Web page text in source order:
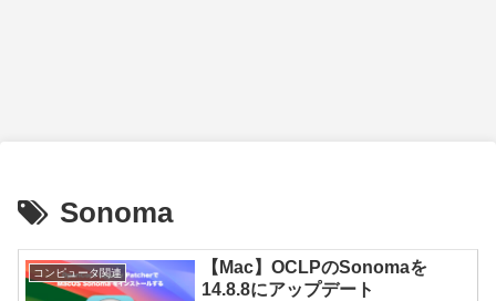
Sonoma
コンピュータ関連
【Mac】OCLPのSonomaを
14.8.8にアップデート